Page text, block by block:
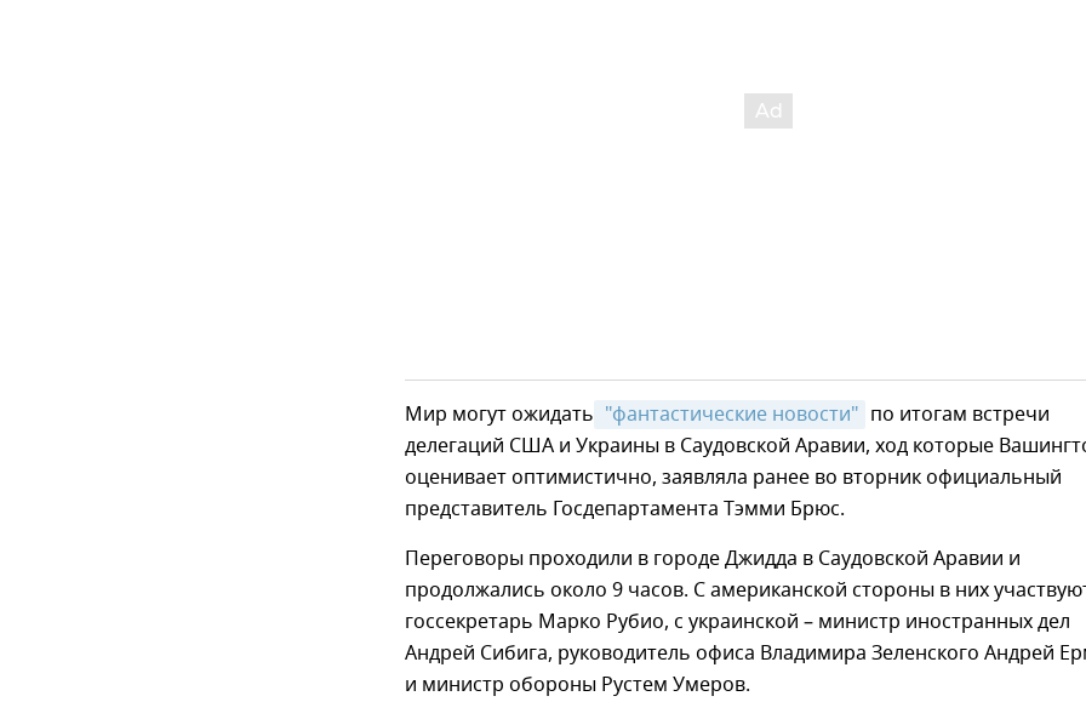
Мир могут ожидать "фантастические новости" по итогам встречи
делегаций США и Украины в Саудовской Аравии, ход которые
оценивает оптимистично, заявляла ранее во вторник официальный
представитель Госдепартамента Тэмми Брюс.
Переговоры проходили в городе Джидда в Саудовской Аравии и
продолжались около 9 часов. С американской стороны в них
госсекретарь Марко Рубио, с украинской – министр иностранных дел
Андрей Сибига, руководитель офиса Владимира Зеленского Андрей
и министр обороны Рустем Умеров.